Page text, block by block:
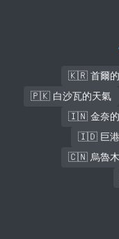
🇰🇷 首爾
🇵🇰 白沙瓦的天氣
🇮🇳 金奈
🇮🇩 巨港
🇨🇳 烏魯木